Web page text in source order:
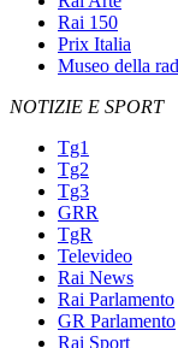
Rai 150
Prix Italia
Museo della
NOTIZIE E SPORT
Tg1
Tg2
Tg3
GRR
TgR
Televideo
Rai News
Rai Parlamento
GR Parlamento
Rai Sport